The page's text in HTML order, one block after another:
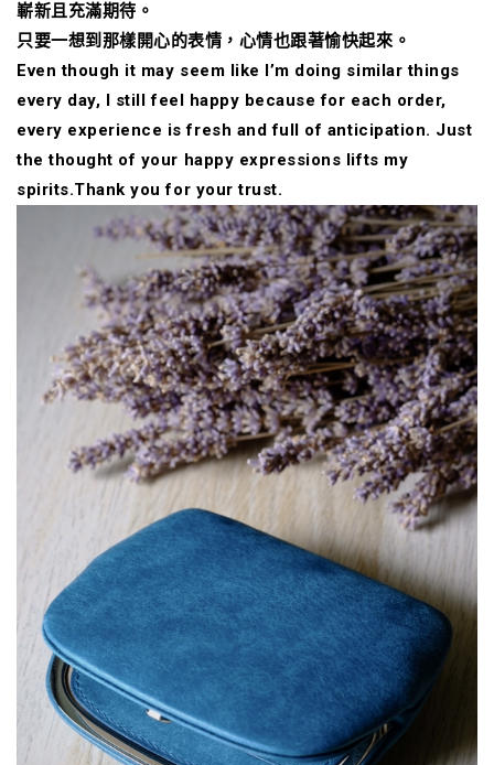
嶄新且充滿期待。
只要一想到那樣開心的表情，心情也跟著愉快起來。
Even though it may seem like I’m doing similar things
every day, I still feel happy because for each order,
every experience is fresh and full of anticipation. Just
the thought of your happy expressions lifts my
spirits.Thank you for your trust.